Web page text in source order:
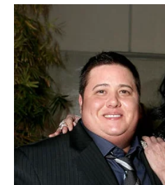
Ako razmišljate o promeni
da vam donese zanimljive
novih izazova, jer upravo oni
koji priželjkujete.
Vage koje imaju sopstveni
takođe mogu očekivati
saradnja ili poslovni kontakt
događaje koji će doneti